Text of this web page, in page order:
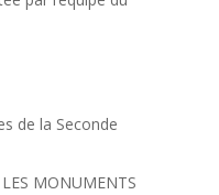
de la Seconde
LES MONUMENTS